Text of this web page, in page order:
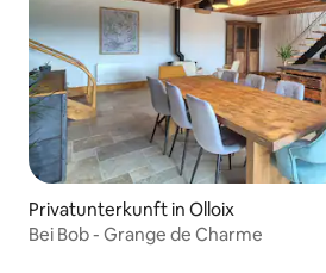
Privatunterkunft in Olloix
Bei Bob - Grange de Charme